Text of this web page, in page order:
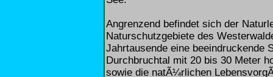
Angrenzend befindet sich der
Naturschutzgebiete des
Jahrtausende eine beeindruckende
Durchbruchtal mit 20 bis 30 Meter
sowie die natÃ¼rlichen